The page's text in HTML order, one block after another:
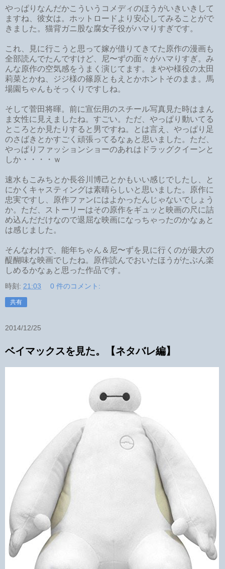
やっぱりなんだかこういうコメディのほうがいきいきして
ますね、彼女は。ホットロードより安心してみることがで
きました。猫背ガニ股な腐女子役がハマりすぎです。
これ、見に行こうと思って嫁が借りてきてた原作の漫画も
全部読んでたんですけど、尼〜ずの面々がハマりすぎ。み
んな原作の空気感をうまく演じてます。まやや様役の太田
莉菜とかね、ジジ様の篠原ともえとかホントそのまま。馬
場園ちゃんもそっくりですしね。
そして菅田将暉。前に宣伝用のスチール写真見た時はまん
ま女性に見えましたね。すごい。ただ、やっぱり動いてる
ところとか見たりすると男ですね。とは言え、やっぱり足
のさばきとかすごく頑張ってるなぁと思いました。ただ、
やっぱりファッションショーのあれはドラッグクイーンと
しか・・・・ｗ
速水もこみちとか長谷川博己とかもいい感じでしたし、と
にかくキャスティングは素晴らしいと思いました。原作に
忠実ですし、原作ファンにはよかったんじゃないでしょう
か。ただ、ストーリーはその原作をギュッと映画の尺に詰
め込んだだけなので退屈な映画になっちゃったのかなぁと
は感じました。
そんなわけで、能年ちゃん＆尼〜ずを見に行くのが最大の
醍醐味な映画でしたね。原作読んでおいたほうがたぶん楽
しめるかなぁと思った作品です。
時刻: 21:03 0 件のコメント:
共有
2014/12/25
ベイマックスを見た。【ネタバレ編】